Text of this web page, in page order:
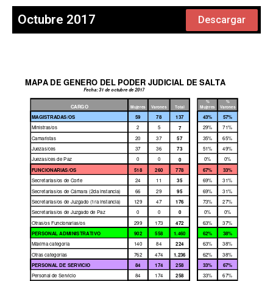
Descargar
Octubre 2017